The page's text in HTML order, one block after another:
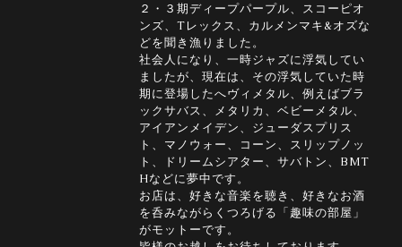
２・３期ディープパープル、スコーピオ
ンズ、Tレックス、カルメンマキ&オズな
どを聞き漁りました。
社会人になり、一時ジャズに浮気してい
ましたが、現在は、その浮気していた時
期に登場したへヴィメタル、例えばブラ
ックサバス、メタリカ、ベビーメタル、
アイアンメイデン、ジューダスプリス
ト、マノウォー、コーン、スリップノッ
ト、ドリームシアター、サバトン、BMT
Hなどに夢中です。
お店は、好きな音楽を聴き、好きなお酒
を呑みながらくつろげる「趣味の部屋」
がモットーです。